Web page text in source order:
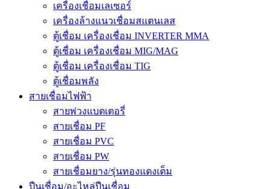
เครื่องเชื่อมเลเซอร์
เครื่องล้างแนวเชื่อมสแตนเลส
ตู้เชื่อม เครื่องเชื่อม INVERTER MMA
ตู้เชื่อม เครื่องเชื่อม MIG/MAG
ตู้เชื่อม เครื่องเชื่อม TIG
ตู้เชื่อมพลัง
สายเชื่อมไฟฟ้า
สายพ่วงแบตเตอรี่
สายเชื่อม PF
สายเชื่อม PVC
สายเชื่อม PW
สายเชื่อมยาง/รุ่นทองแดงเต็ม
ปืนเชื่อม/อะไหล่ปืนเชื่อม